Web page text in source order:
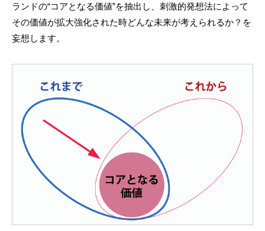
ランドの“コアとなる価値”を抽出し、刺激的発想法によって
その価値が拡大強化された時どんな未来が考えられるか？を
妄想します。